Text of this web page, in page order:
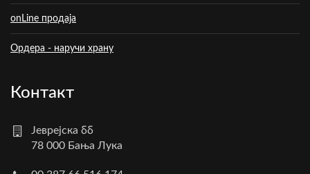
onLine продаја
Ордера - наручи храну
Контакт
Јеврејска бб
78 000 Бања Лука